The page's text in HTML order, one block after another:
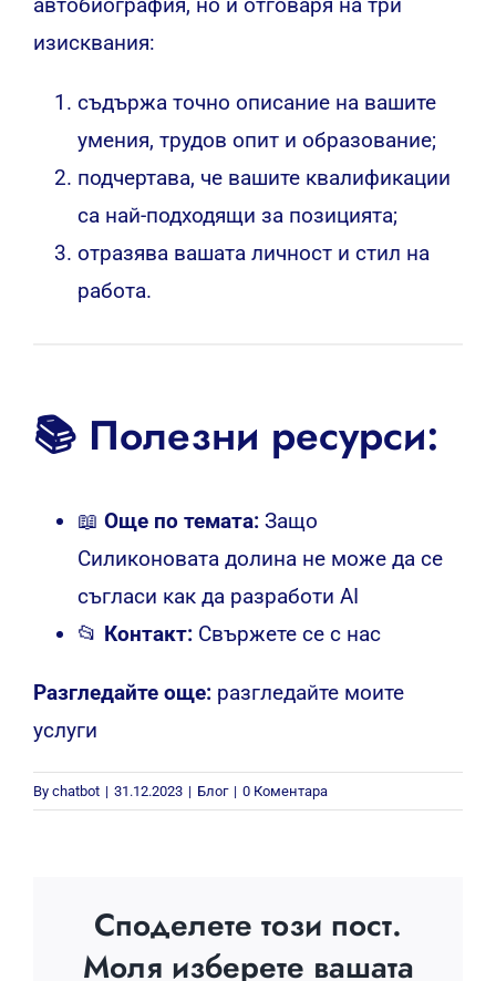
изисквания:
съдържа точно описание на вашите
умения, трудов опит и образование;
подчертава, че вашите квалификации
са най-подходящи за позицията;
отразява вашата личност и стил на
работа.
📚 Полезни ресурси:
📖 Още по темата: Защо
Силиконовата долина не може да се
съгласи как да разработи AI
📂 Контакт: Свържете се с нас
Разгледайте още: разгледайте моите
услуги
By chatbot | 31.12.2023 | Блог | 0 Коментара
Споделете този пост.
Моля изберете вашата